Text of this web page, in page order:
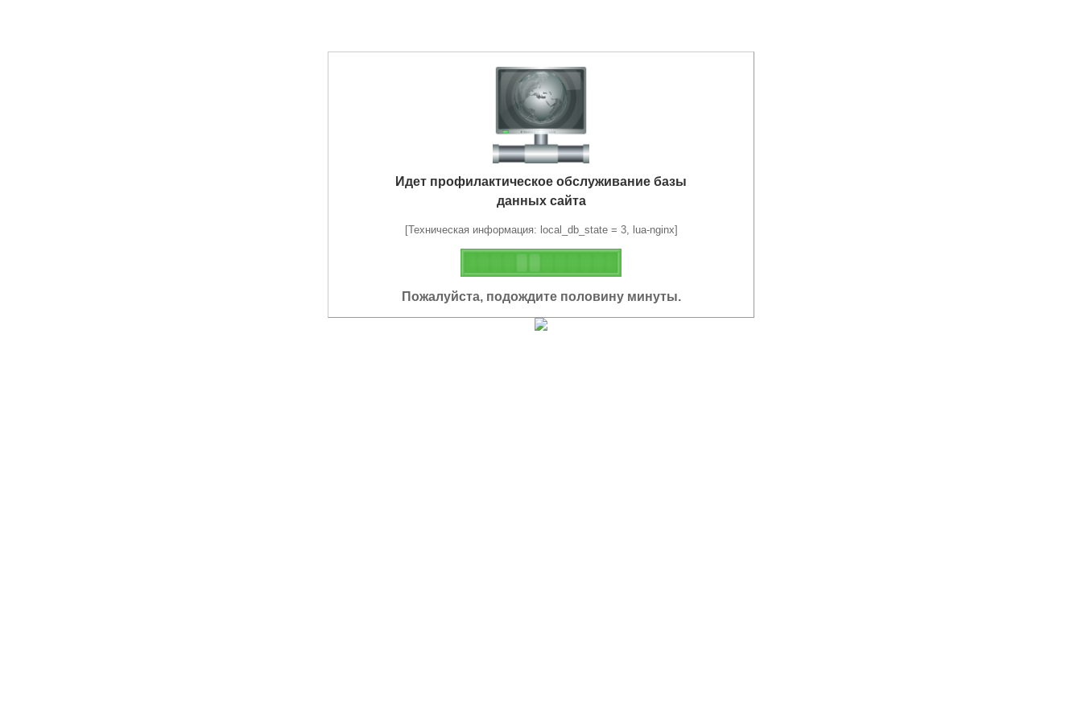
Идет профилактическое обслуживание базы
данных сайта
[Техническая информация: local_db_state = 3, lua-nginx]
Пожалуйста, подождите половину минуты.